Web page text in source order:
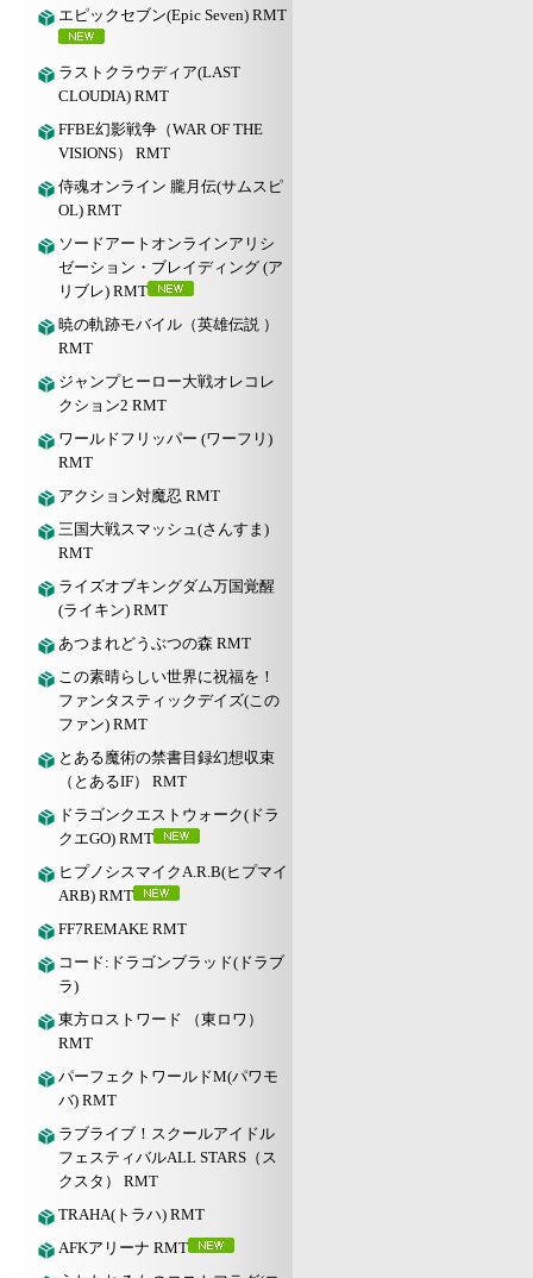
エピックセブン(Epic Seven) RMT
ラストクラウディア(LAST
CLOUDIA) RMT
FFBE幻影戦争（WAR OF THE
VISIONS） RMT
侍魂オンライン 朧月伝(サムスピ
OL) RMT
ソードアートオンラインアリシ
ゼーション・ブレイディング (ア
リブレ) RMT
暁の軌跡モバイル（英雄伝説 ）
RMT
ジャンプヒーロー大戦オレコレ
クション2 RMT
ワールドフリッパー (ワーフリ)
RMT
アクション対魔忍 RMT
三国大戦スマッシュ(さんすま)
RMT
ライズオブキングダム万国覚醒
(ライキン) RMT
あつまれどうぶつの森 RMT
この素晴らしい世界に祝福を！
ファンタスティックデイズ(この
ファン) RMT
とある魔術の禁書目録幻想収束
（とあるIF） RMT
ドラゴンクエストウォーク(ドラ
クエGO) RMT
ヒプノシスマイクA.R.B(ヒプマイ
ARB) RMT
FF7REMAKE RMT
コード:ドラゴンブラッド(ドラブ
ラ)
東方ロストワード （東ロワ）
RMT
パーフェクトワールドM(パワモ
バ) RMT
ラブライブ！スクールアイドル
フェスティバルALL STARS（ス
クスタ） RMT
TRAHA(トラハ) RMT
AFKアリーナ RMT